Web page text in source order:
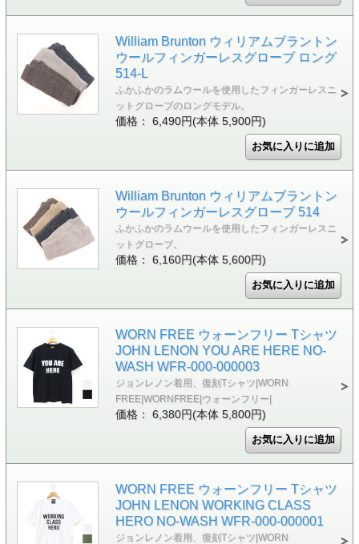
William Brunton ウィリアムブラントン
ウールフィンガーレスグローブ ロング
514-L
ふかふかのラムウールを使用したフィンガーレスニ
ットグローブのロングモデル。
価格： 6,490円(本体 5,900円)
William Brunton ウィリアムブラントン
ウールフィンガーレスグローブ 514
ふかふかのラムウールを使用したフィンガーレスニ
ットグローブ。
価格： 6,160円(本体 5,600円)
WORN FREE ウォーンフリー Tシャツ
JOHN LENON YOU ARE HERE NO-
WASH WFR-000-000003
ジョンレノン着用、復刻Tシャツ|WORN
FREE|WORNFREE|ウォーンフリー|
価格： 6,380円(本体 5,800円)
WORN FREE ウォーンフリー Tシャツ
JOHN LENON WORKING CLASS
HERO NO-WASH WFR-000-000001
ジョンレノン着用、復刻Tシャツ|WORN